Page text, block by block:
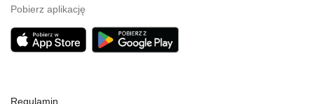
Pobierz aplikację
Regulamin